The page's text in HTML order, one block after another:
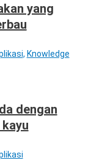
yang
, Knowledge
dengan